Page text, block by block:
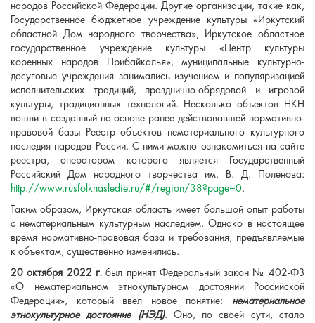
народов Российской Федерации. Другие организации, такие как,
Государственное бюджетное учреждение культуры «Иркутский
областной Дом народного творчества», Иркутское областное
государственное учреждение культуры «Центр культуры
коренных народов Прибайкалья», муниципальные культурно-
досуговые учреждения занимались изучением и популяризацией
исполнительских традиций, празднично-обрядовой и игровой
культуры, традиционных технологий. Несколько объектов НКН
вошли в созданный на основе ранее действовавшей нормативно-
правовой базы Реестр объектов нематериального культурного
наследия народов России. С ними можно ознакомиться на сайте
реестра, оператором которого является Государственный
Российский Дом народного творчества им. В. Д. Поленова:
http://www.rusfolknasledie.ru/#/region/38?page=0.
Таким образом, Иркутская область имеет большой опыт работы
с нематериальным культурным наследием. Однако в настоящее
время нормативно-правовая база и требования, предъявляемые
к объектам, существенно изменились.
20 октября 2022 г.был принят Федеральный закон № 402-ФЗ
«О нематериальном этнокультурном достоянии Российской
Федерации», который ввел новое понятие: нематериальное
этнокультурное достояние (НЭД). Оно, по своей сути, стало